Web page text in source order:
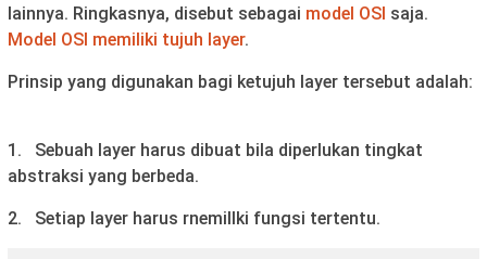
lainnya. Ringkasnya, disebut sebagai model OSI saja.
Model OSI memiliki tujuh layer.
Prinsip yang digunakan bagi ketujuh layer tersebut adalah:
1. Sebuah layer harus dibuat bila diperlukan tingkat
abstraksi yang berbeda.
2. Setiap layer harus rnemillki fungsi tertentu.